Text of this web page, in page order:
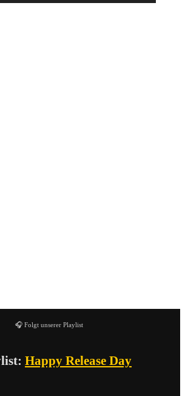
🎧 Folgt unserer Playlist
Happy Release Day